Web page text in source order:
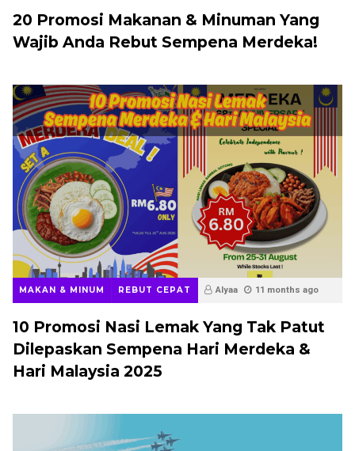
20 Promosi Makanan & Minuman Yang
Wajib Anda Rebut Sempena Merdeka!
MAKAN & MINUM REBUT CEPAT Alyaa 11 months ago
10 Promosi Nasi Lemak Yang Tak Patut
Dilepaskan Sempena Hari Merdeka &
Hari Malaysia 2025